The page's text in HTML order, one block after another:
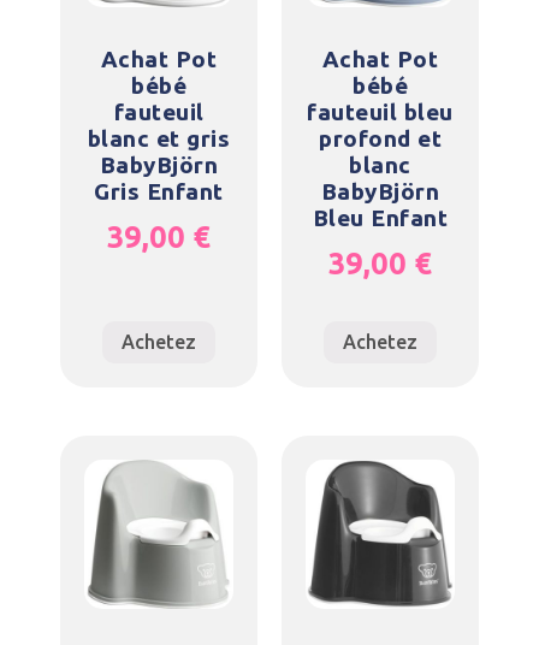
Achat Pot
bébé
fauteuil
blanc et gris
BabyBjörn
Gris Enfant
39,00 €
Achetez
Achat Pot
bébé
fauteuil bleu
profond et
blanc
BabyBjörn
Bleu Enfant
39,00 €
Achetez